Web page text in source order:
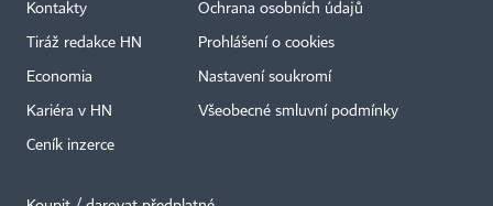
Kontakty
Tiráž redakce HN
Economia
Kariéra v HN
Ceník inzerce
Ochrana osobních údajů
Prohlášení o cookies
Nastavení soukromí
Všeobecné smluvní podmínky